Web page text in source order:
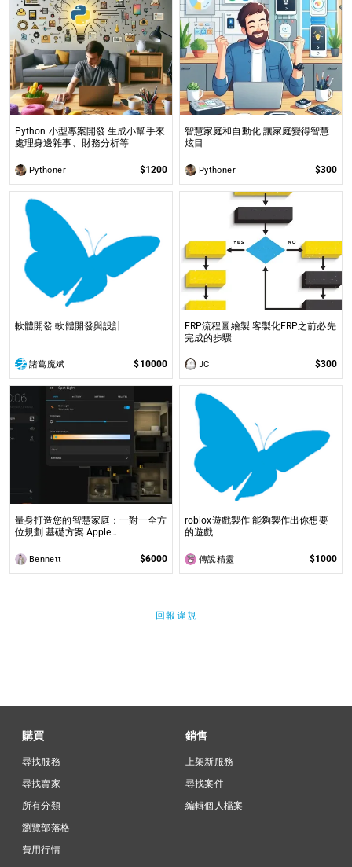
Python 小型專案開發 生成小幫手來
處理身邊雜事、財務分析等
Pythoner $1200
智慧家庭和自動化 讓家庭變得智慧
炫目
Pythoner $300
軟體開發 軟體開發與設計
諸 諸葛魔斌 $10000
ERP流程圖繪製 客製化ERP之前必先
完成的步驟
JC $300
量身打造您的智慧家庭：一對一全方
位規劃 基礎方案 Apple
家生活、智能家居，專屬設計、無縫
安裝，全程服務到位
Bennett $6000
roblox遊戲製作 能夠製作出你想要
的遊戲
傳說精靈 $1000
回報違規
購買
尋找服務
尋找賣家
所有分類
瀏覽部落格
費用行情
銷售
上架新服務
尋找案件
編輯個人檔案